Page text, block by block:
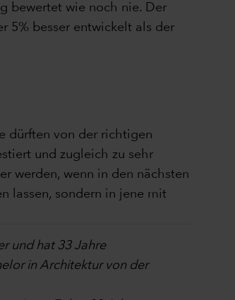
bewertet wie noch nie. Der
5% besser entwickelt als der
dürften von der richtigen
und zugleich zu sehr
werden, wenn in den nächsten
lassen, sondern in jene mit
und hat 33 Jahre
in Architektur von der